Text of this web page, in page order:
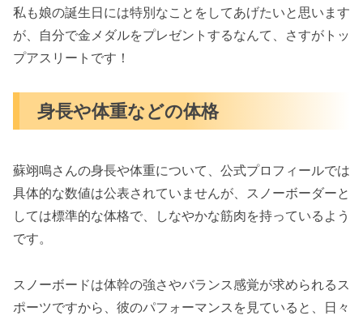
私も娘の誕生日には特別なことをしてあげたいと思います
が、自分で金メダルをプレゼントするなんて、さすがトッ
プアスリートです！
身長や体重などの体格
蘇翊鳴さんの身長や体重について、公式プロフィールでは
具体的な数値は公表されていませんが、スノーボーダーと
しては標準的な体格で、しなやかな筋肉を持っているよう
です。
スノーボードは体幹の強さやバランス感覚が求められるス
ポーツですから、彼のパフォーマンスを見ていると、日々